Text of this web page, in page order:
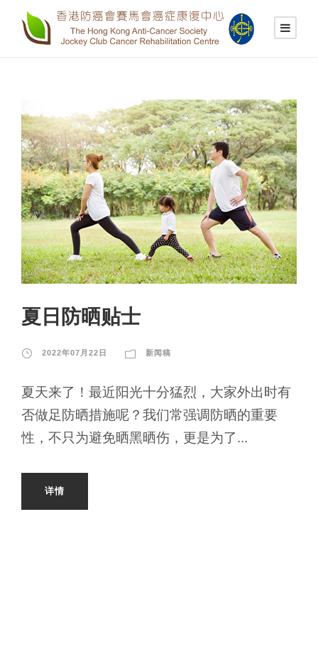
夏日防晒贴士
2022年07月22日 新闻稿
夏天来了！最近阳光十分猛烈，大家外出时有
否做足防晒措施呢？我们常强调防晒的重要
性，不只为避免晒黑晒伤，更是为了...
详情